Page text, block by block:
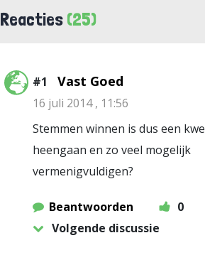
Reacties (25)
#1 Vast Goed
16 juli 2014 , 11:56
Stemmen winnen is dus een
heengaan en zo veel mogelijk
vermenigvuldigen?
Beantwoorden
0
Volgende discussie